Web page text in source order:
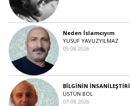
Neden İslamcıyım
YUSUF YAVUZYILMAZ
05.08.2026
BİLGİNİN
ÜSTÜN BOL
07.08.2026